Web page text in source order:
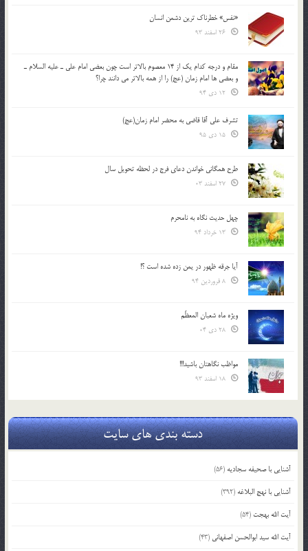
«نفس» خطرناک ترین دشمن انسان
مقام و درجه كدام يك از 14 معصوم بالاتر است چون بعضي امام علي ـ عليه السلام ـ
و بعضي ها امام زمان (عج) را از همه بالاتر مي دانند چرا؟
تشرف علي آقا قاضي به محضر امام زمان(عج)
طرح همگانی خواندن دعای فرج در لحظه تحویل سال
چهل حدیث نگاه به نامحرم
آیا جرقه ظهور در یمن زده شده است ؟!
ویژه ماه شعبان المعظّم
مواظب نگاهتان باشید!!!
دسته بندی های سایت
آشنایی با صحیفه سجادیه (56)
آشنایی با نهج البلاغه (392)
آیت الله بهجت (54)
آیت الله سید ابوالحسن اصفهانی (43)